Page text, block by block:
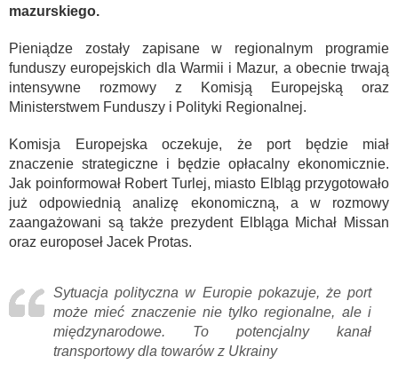
mazurskiego.
Pieniądze zostały zapisane w regionalnym programie
funduszy europejskich dla Warmii i Mazur, a obecnie trwają
intensywne rozmowy z Komisją Europejską oraz
Ministerstwem Funduszy i Polityki Regionalnej.
Komisja Europejska oczekuje, że port będzie miał
znaczenie strategiczne i będzie opłacalny ekonomicznie.
Jak poinformował Robert Turlej, miasto Elbląg przygotowało
już odpowiednią analizę ekonomiczną, a w rozmowy
zaangażowani są także prezydent Elbląga Michał Missan
oraz europoseł Jacek Protas.
Sytuacja polityczna w Europie pokazuje, że port
może mieć znaczenie nie tylko regionalne, ale i
międzynarodowe. To potencjalny kanał
transportowy dla towarów z Ukrainy